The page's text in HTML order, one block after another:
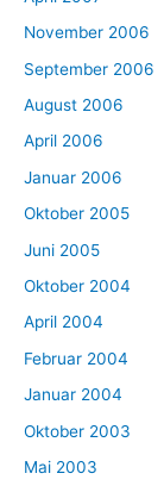
November 2006
September 2006
August 2006
April 2006
Januar 2006
Oktober 2005
Juni 2005
Oktober 2004
April 2004
Februar 2004
Januar 2004
Oktober 2003
Mai 2003